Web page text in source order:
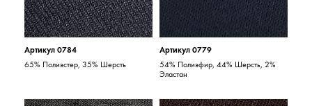
Артикул 0784
65% Полиэстер, 35% Шерсть
Артикул 0779
54% Полиэфир, 44% Шерсть, 2%
Эластан